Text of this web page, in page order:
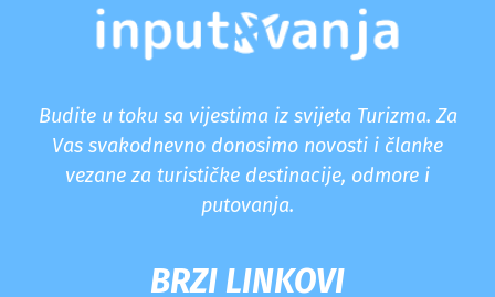
Budite u toku sa vijestima iz svijeta Turizma. Za
Vas svakodnevno donosimo novosti i članke
vezane za turističke destinacije, odmore i
putovanja.
BRZI LINKOVI